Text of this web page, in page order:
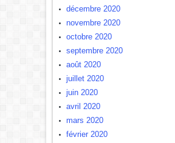
décembre 2020
novembre 2020
octobre 2020
septembre 2020
août 2020
juillet 2020
juin 2020
avril 2020
mars 2020
février 2020